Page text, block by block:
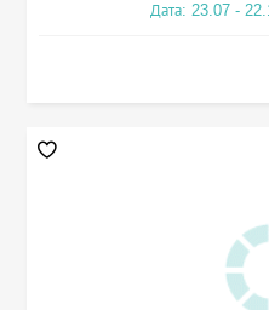
Дата: 23.07 -